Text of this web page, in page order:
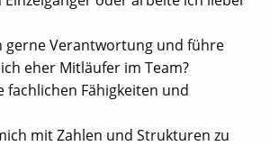
gerne Verantwortung und führe
eher Mitläufer im Team?
fachlichen Fähigkeiten und
mit Zahlen und Strukturen zu